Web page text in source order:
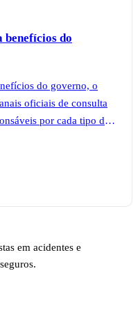
benefícios do
do governo, o
oficiais de consulta
por cada tipo de
em acidentes e